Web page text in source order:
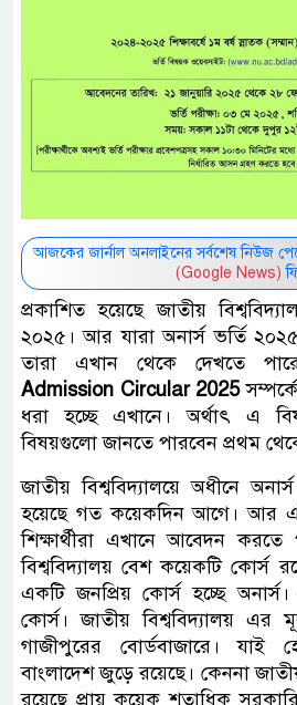
আজকের জার্নাল অনলাইনের সর্বশেষ নিউজ
(Google News)
প্রকাশিত হয়েছে জাতীয়
২০২৫। আর যারা অনার্স ভর্তি ২০২৫
তারা এখান থেকে দেখতে
Admission Circular 2025
ধরা হচ্ছে এখানে। অর্থাৎ এ
বিষয়গুলো জানতে পারবেন প্রথম
জাতীয় বিশ্ববিদ্যালয়ে অধীনে
হয়েছে গত কয়েকদিন আগে। আর
শিক্ষার্থীরা এখানে আবেদন
বিশ্ববিদ্যালয় বেশ কয়েকটি কোর্স
একটি জনপ্রিয় কোর্স হচ্ছে
কোর্স। জাতীয় বিশ্ববিদ্যালয় এর
গাজীপুরের বোর্ডবাজারে।
বাংলাদেশ জুড়ে রয়েছে। কেননা
রয়েছে প্রায় কয়েক শতাধিক